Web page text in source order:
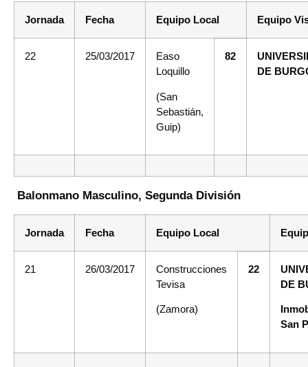
Jornada Fecha Equipo Local Equipo
22 25/03/2017
Easo
Loquillo
(San
Sebastián,
Guip)
82
DE
Balonmano Masculino, Segunda División
Jornada Fecha Equipo Local
21 26/03/2017
Construcciones
Tevisa
(Zamora)
22
DE
San